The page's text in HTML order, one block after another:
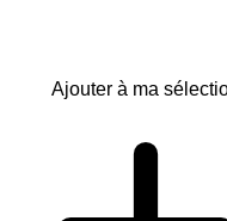
Ajouter à ma